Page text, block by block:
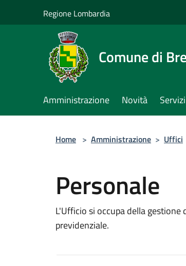
Regione Lombardia
Comune di
Amministrazione Novità Servizi
Home > Amministrazione > Uffici
Personale
L'Ufficio si occupa della
previdenziale.